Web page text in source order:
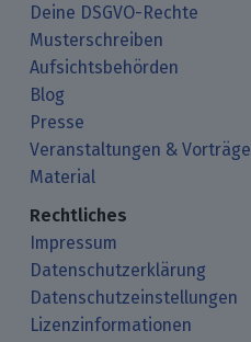
Deine DSGVO-Rechte
Musterschreiben
Aufsichtsbehörden
Blog
Presse
Veranstaltungen & Vorträge
Material
Rechtliches
Impressum
Datenschutzerklärung
Datenschutzeinstellungen
Lizenzinformationen